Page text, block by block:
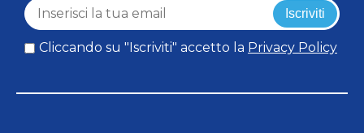
Iscriviti
Cliccando su "Iscriviti" accetto la Privacy Policy